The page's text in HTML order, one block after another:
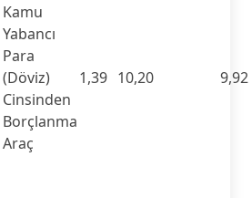
Kamu
Yabancı
Para
(Döviz)
Cinsinden
Borçlanma
Araç
1,39 10,20 9,92